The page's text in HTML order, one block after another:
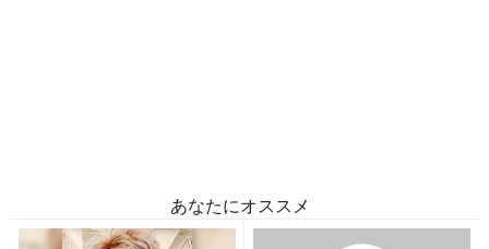
あなたにオススメ